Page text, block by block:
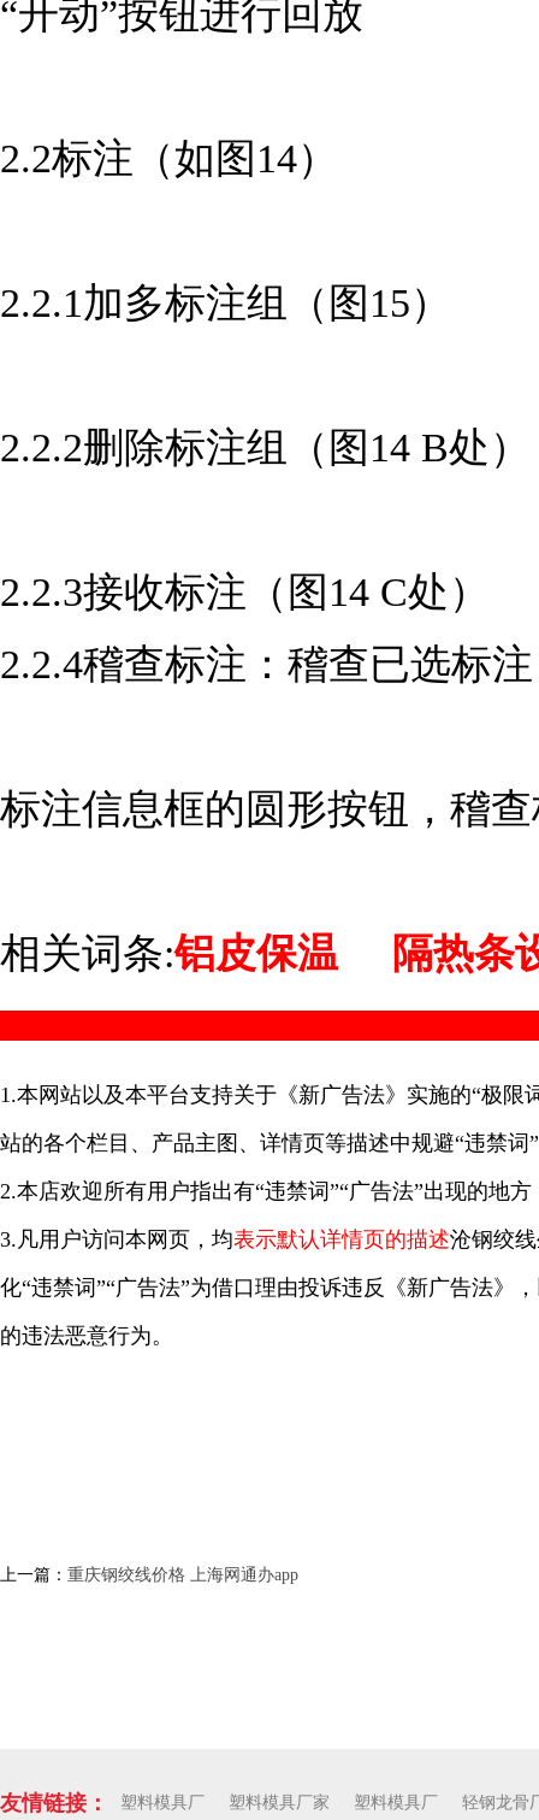
“开动”按钮进行回放
2.2标注（如图14）
2.2.1加多标注组（图15）
2.2.2删除标注组（图14 B处
2.2.3接收标注（图14 C处）
2.2.4稽查标注：稽查已选标
标注信息框的圆形按钮，稽
相关词条:铝皮保温 隔热条
1.本网站以及本平台支持关于《新广告法》实施的“极限
站的各个栏目、产品主图、详情页等描述中规避“违禁词
2.本店欢迎所有用户指出有“违禁词”“广告法”出现的地
3.凡用户访问本网页，均表示默认详情页的描述沧钢绞
化“违禁词”“广告法”为借口理由投诉违反《新广告法》
的违法恶意行为。
上一篇： 重庆钢绞线价格 上海网通办app
友情链接： 塑料模具厂 塑料模具厂家 塑料模具厂
轻钢龙骨